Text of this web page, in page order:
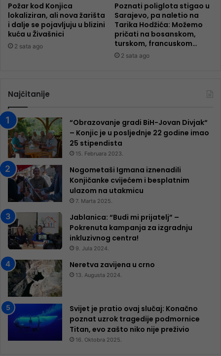
Požar kod Konjica
lokaliziran, ali nova žarišta
i dalje se pojavljuju u blizini
kuća u Živašnici
2 sata ago
Poznati poliglota stigao u
Sarajevo, pa naletio na
Tarika Hodžića: Možemo
pričati na bosanskom,
turskom, francuskom…
2 sata ago
Najčitanije
“Obrazovanje gradi BiH-Jovan Divjak“
– Konjic je u posljednje 22 godine imao
25 ​​stipendista
15. Februara 2023.
Nogometaši Igmana iznenadili
Konjičanke cvijećem i besplatnim
ulazom na utakmicu
7. Marta 2025.
Jablanica: “Budi mi prijatelj” –
Pokrenuta kampanja za izgradnju
inkluzivnog centra!
9. Jula 2024.
Neretva zavijena u crno
13. Augusta 2024.
Svijet je pratio ovaj slučaj: Konačno
poznat uzrok tragedije podmornice
Titan, evo zašto niko nije preživio
16. Oktobra 2025.